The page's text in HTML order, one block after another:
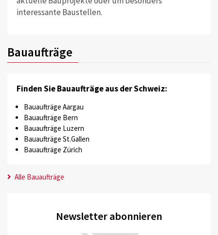
interessante Baustellen.
Bauaufträge
Finden Sie Bauaufträge aus der Schweiz:
Bauaufträge Aargau
Bauaufträge Bern
Bauaufträge Luzern
Bauaufträge St.Gallen
Bauaufträge Zürich
Alle Bauaufträge
Newsletter abonnieren